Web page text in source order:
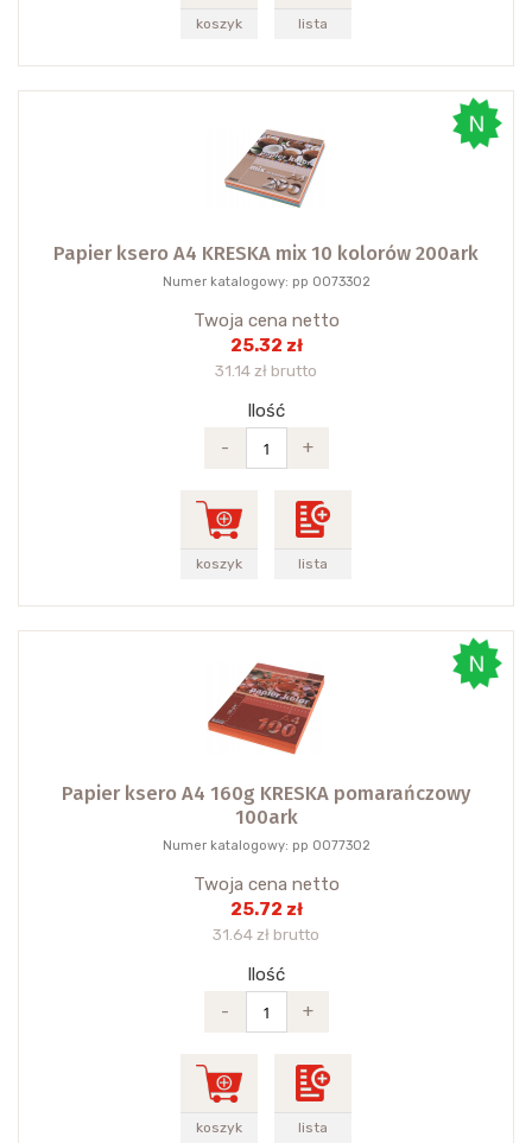
koszyk lista
Papier ksero A4 KRESKA mix 10 kolorów 200ark
Numer katalogowy: pp 0073302
Twoja cena netto
25.32 zł
31.14 zł brutto
Ilość
-
+
koszyk lista
Papier ksero A4 160g KRESKA pomarańczowy
100ark
Numer katalogowy: pp 0077302
Twoja cena netto
25.72 zł
31.64 zł brutto
Ilość
-
+
koszyk lista